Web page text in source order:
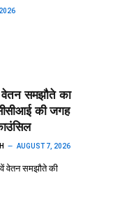
समझौते का
की जगह
AUGUST 7, 2026
वें वेतन समझौते की